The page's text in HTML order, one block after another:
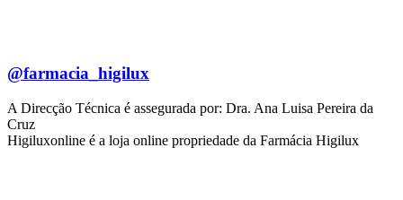
@farmacia_higilux
A Direcção Técnica é assegurada por: Dra. Ana Luisa Pereira da
Cruz
Higiluxonline é a loja online propriedade da Farmácia Higilux